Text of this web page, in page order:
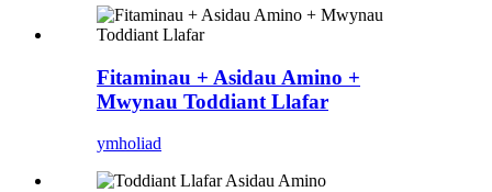
Fitaminau + Asidau Amino +
Mwynau Toddiant Llafar
ymholiad